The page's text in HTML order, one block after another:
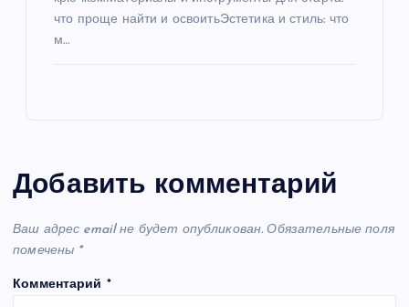
что проще найти и освоитьЭстетика и стиль: что
м…
Добавить комментарий
Ваш адрес email не будет опубликован. Обязательные поля
помечены *
Комментарий *